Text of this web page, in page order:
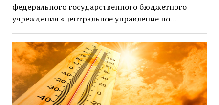
федерального государственного бюджетного
учреждения «центральное управление по…